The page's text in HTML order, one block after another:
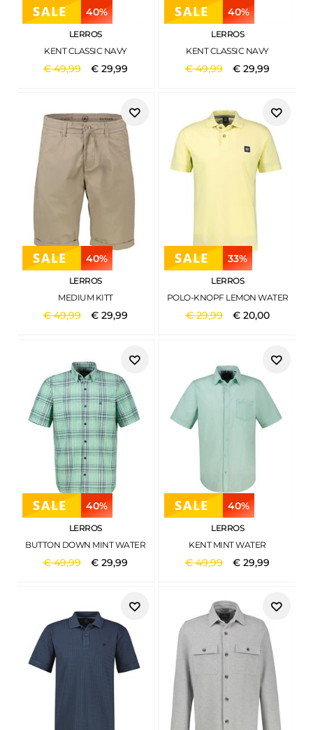
40%
LERROS
KENT CLASSIC NAVY
€49,99 € 29,99
40%
LERROS
KENT CLASSIC NAVY
€49,99 €29,99
40%
LERROS
MEDIUM KITT
€49,99 € 29,99
33%
LERROS
POLO-KNOPF LEMON WATER
€29,99 € 20,00
40%
LERROS
BUTTON DOWN MINT WATER
€49,99 € 29,99
40%
LERROS
KENT MINT WATER
€49,99 €29,99